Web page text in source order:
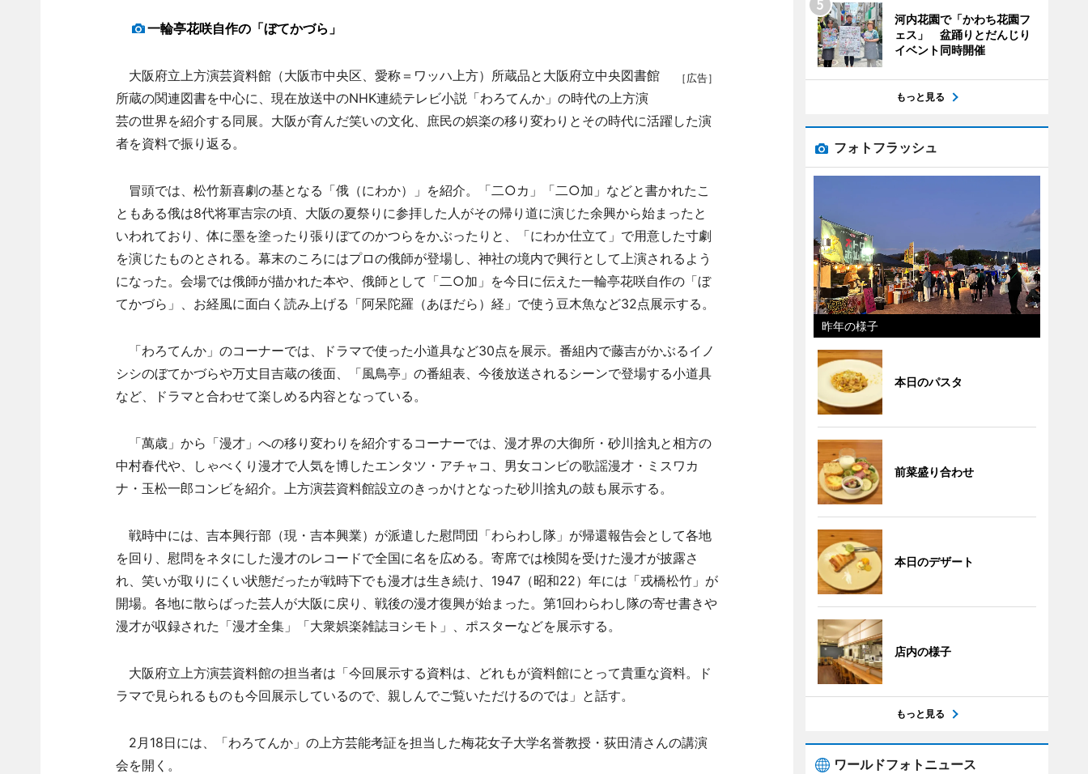
一輪亭花咲自作の「ぼてかづら」
［広告］
大阪府立上方演芸資料館（大阪市中央区、愛称＝ワッハ上方）所蔵品と大阪府立中央図書館
所蔵の関連図書を中心に、現在放送中のNHK連続テレビ小説「わろてんか」の時代の上方演
芸の世界を紹介する同展。大阪が育んだ笑いの文化、庶民の娯楽の移り変わりとその時代に活躍した演
者を資料で振り返る。
冒頭では、松竹新喜劇の基となる「俄（にわか）」を紹介。「二○カ」「二○加」などと書かれたこ
ともある俄は8代将軍吉宗の頃、大阪の夏祭りに参拝した人がその帰り道に演じた余興から始まったと
いわれており、体に墨を塗ったり張りぼてのかつらをかぶったりと、「にわか仕立て」で用意した寸劇
を演じたものとされる。幕末のころにはプロの俄師が登場し、神社の境内で興行として上演されるよう
になった。会場では俄師が描かれた本や、俄師として「二○加」を今日に伝えた一輪亭花咲自作の「ぼ
てかづら」、お経風に面白く読み上げる「阿呆陀羅（あほだら）経」で使う豆木魚など32点展示する。
「わろてんか」のコーナーでは、ドラマで使った小道具など30点を展示。番組内で藤吉がかぶるイノ
シシのぼてかづらや万丈目吉蔵の後面、「風鳥亭」の番組表、今後放送されるシーンで登場する小道具
など、ドラマと合わせて楽しめる内容となっている。
「萬歳」から「漫才」への移り変わりを紹介するコーナーでは、漫才界の大御所・砂川捨丸と相方の
中村春代や、しゃべくり漫才で人気を博したエンタツ・アチャコ、男女コンビの歌謡漫才・ミスワカ
ナ・玉松一郎コンビを紹介。上方演芸資料館設立のきっかけとなった砂川捨丸の鼓も展示する。
戦時中には、吉本興行部（現・吉本興業）が派遣した慰問団「わらわし隊」が帰還報告会として各地
を回り、慰問をネタにした漫才のレコードで全国に名を広める。寄席では検閲を受けた漫才が披露さ
れ、笑いが取りにくい状態だったが戦時下でも漫才は生き続け、1947（昭和22）年には「戎橋松竹」が
開場。各地に散らばった芸人が大阪に戻り、戦後の漫才復興が始まった。第1回わらわし隊の寄せ書きや
漫才が収録された「漫才全集」「大衆娯楽雑誌ヨシモト」、ポスターなどを展示する。
大阪府立上方演芸資料館の担当者は「今回展示する資料は、どれもが資料館にとって貴重な資料。ド
ラマで見られるものも今回展示しているので、親しんでご覧いただけるのでは」と話す。
2月18日には、「わろてんか」の上方芸能考証を担当した梅花女子大学名誉教授・荻田清さんの講演
会を開く。
河内花園で「かわち花園フ
ェス」 盆踊りとだんじり
イベント同時開催
もっと見る
フォトフラッシュ
昨年の様子
本日のパスタ
前菜盛り合わせ
本日のデザート
店内の様子
もっと見る
ワールドフォトニュース